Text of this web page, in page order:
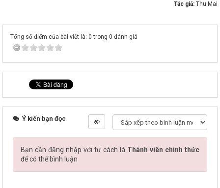
Tác giả: Thu Mai
Tổng số điểm của bài viết là: 0 trong 0 đánh giá
Ý kiến bạn đọc
Bạn cần đăng nhập với tư cách là Thành viên chính thức
để có thể bình luận